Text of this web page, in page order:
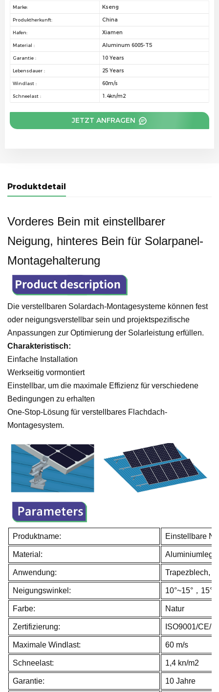
Marke: Kseng
Produktherkunft: China
Hafen: Xiamen
Material : Aluminum 6005-T5
Garantie : 10 Years
Lebensdauer : 25 Years
Windlast : 60m/s
Schneelast : 1.4kn/m2
JETZT ANFRAGEN
Produktdetail
Vorderes Bein mit einstellbarer
Neigung, hinteres Bein für Solarpanel-
Montagehalterung
Die verstellbaren Solardach-Montagesysteme können fest
oder neigungsverstellbar sein und projektspezifische
Anpassungen zur Optimierung der Solarleistung erfüllen.
Charakteristisch:
Einfache Installation
Werkseitig vormontiert
Einstellbar, um die maximale Effizienz für verschiedene
Bedingungen zu erhalten
One-Stop-Lösung für verstellbares Flachdach-
Montagesystem.
Produktname: Einstellbare
Material:
Anwendung: Trapezblech,
Neigungswinkel: 10°~15°，
Farbe: Natur
Zertifizierung: ISO9001/CE/
Maximale Windlast: 60 m/s
Schneelast: 1,4 kn/m2
Garantie: 10 Jahre